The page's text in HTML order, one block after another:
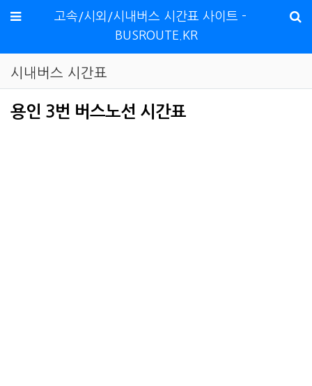
메뉴
고속/시외/시내버스 시간표 사이트 -
BUSROUTE.KR
시내버스 시간표
용인 3번 버스노선 시간표